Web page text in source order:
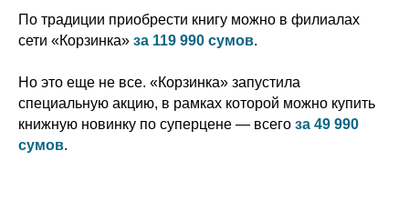
По традиции приобрести книгу можно в филиалах
сети «Корзинка» за 119 990 сумов.
Но это еще не все. «Корзинка» запустила
специальную акцию, в рамках которой можно купить
книжную новинку по суперцене — всего за 49 990
сумов.